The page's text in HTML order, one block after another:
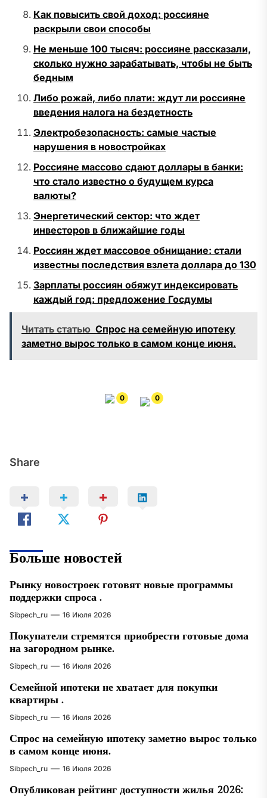
Share
Как повысить свой доход: россияне
раскрыли свои способы
Не меньше 100 тысяч: россияне рассказали,
сколько нужно зарабатывать, чтобы не быть
бедным
Либо рожай, либо плати: ждут ли россияне
введения налога на бездетность
Электробезопасность: самые частые
нарушения в новостройках
Россияне массово сдают доллары в банки:
что стало известно о будущем курса
валюты?
Энергетический сектор: что ждет
инвесторов в ближайшие годы
Россиян ждет массовое обнищание: стали
известны последствия взлета доллара до 130
Зарплаты россиян обяжут индексировать
каждый год: предложение Госдумы
Читать статью Спрос на семейную ипотеку
заметно вырос только в самом конце июня.
0 0
Больше новостей
Рынку новостроек готовят новые программы
поддержки спроса .
Sibpech_ru 16 Июля 2026
Покупатели стремятся приобрести готовые дома
на загородном рынке.
Sibpech_ru 16 Июля 2026
Семейной ипотеки не хватает для покупки
квартиры .
Sibpech_ru 16 Июля 2026
Спрос на семейную ипотеку заметно вырос только
в самом конце июня.
Sibpech_ru 16 Июля 2026
Опубликован рейтинг доступности жилья 2026: